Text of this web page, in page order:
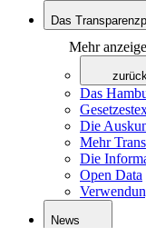
Das
Mehr
zurück
Das
Die
Mehr
Die
Open Data
News